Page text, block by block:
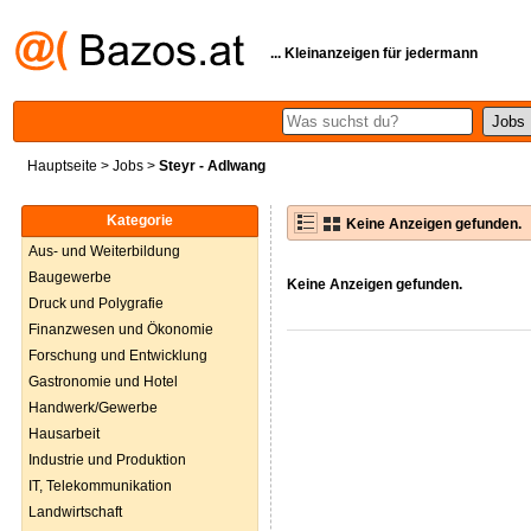
... Kleinanzeigen für jedermann
Hauptseite > Jobs > Steyr - Adlwang
Kategorie
Aus- und Weiterbildung
Baugewerbe
Druck und Polygrafie
Finanzwesen und Ökonomie
Forschung und Entwicklung
Gastronomie und Hotel
Handwerk/Gewerbe
Hausarbeit
Industrie und Produktion
IT, Telekommunikation
Landwirtschaft
Keine Anzeigen gefunden.
Keine Anzeigen gefunden.